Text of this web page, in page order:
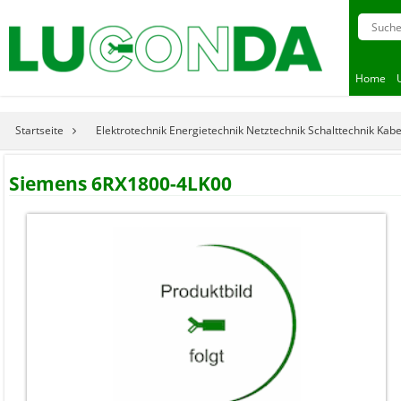
Home
Startseite Elektrotechnik Energietechnik Netztechnik Schalttechnik
Siemens 6RX1800-4LK00